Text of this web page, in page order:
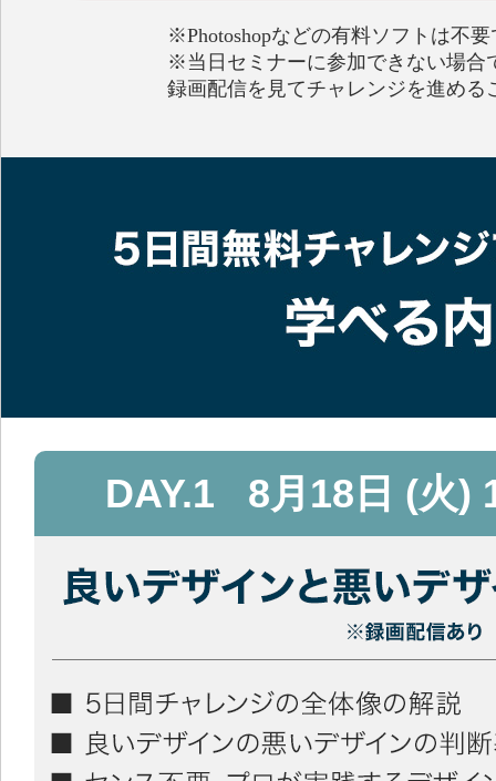
※Photoshopなどの有料ソフトは不要
※当日セミナーに参加できない場合
録画配信を見てチャレンジを進める
DAY.1 8月18日 (火)